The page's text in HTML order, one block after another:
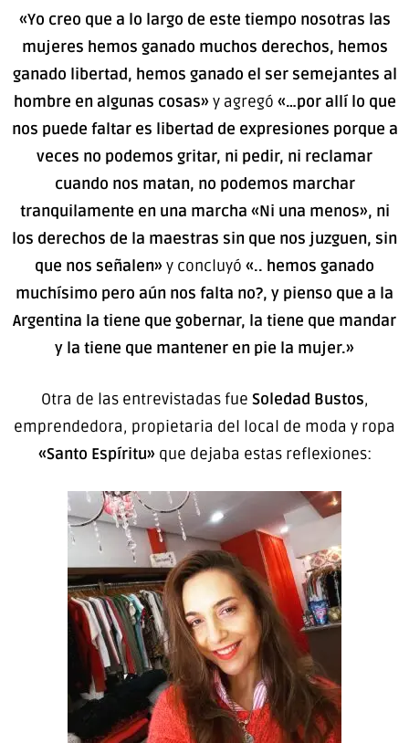
«Yo creo que a lo largo de este tiempo nosotras las
mujeres hemos ganado muchos derechos, hemos
ganado libertad, hemos ganado el ser semejantes al
hombre en algunas cosas»y agregó «…por allí lo que
nos puede faltar es libertad de expresiones porque a
veces no podemos gritar, ni pedir, ni reclamar
cuando nos matan, no podemos marchar
tranquilamente en una marcha «Ni una menos», ni
los derechos de la maestras sin que nos juzguen, sin
que nos señalen»y concluyó «.. hemos ganado
muchísimo pero aún nos falta no?, y pienso que a la
Argentina la tiene que gobernar, la tiene que mandar
y la tiene que mantener en pie la mujer.»
Otra de las entrevistadas fue Soledad Bustos,
emprendedora, propietaria del local de moda y ropa
«Santo Espíritu»que dejaba estas reflexiones: